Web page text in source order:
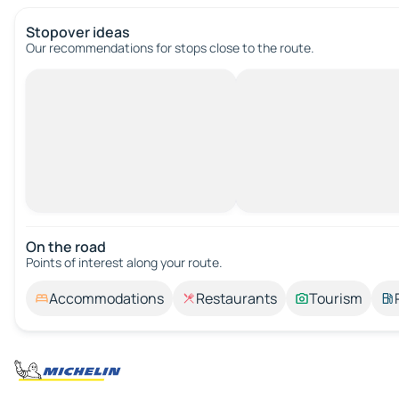
Stopover ideas
Our recommendations for stops close to the route.
On the road
Points of interest along your route.
Accommodations Restaurants Tourism